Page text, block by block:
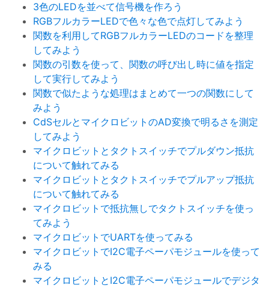
3色のLEDを並べて信号機を作ろう
RGBフルカラーLEDで色々な色で点灯してみよう
関数を利用してRGBフルカラーLEDのコードを整理
してみよう
関数の引数を使って、関数の呼び出し時に値を指定
して実行してみよう
関数で似たような処理はまとめて一つの関数にして
みよう
CdSセルとマイクロビットのAD変換で明るさを測定
してみよう
マイクロビットとタクトスイッチでプルダウン抵抗
について触れてみる
マイクロビットとタクトスイッチでプルアップ抵抗
について触れてみる
マイクロビットで抵抗無しでタクトスイッチを使っ
てみよう
マイクロビットでUARTを使ってみる
マイクロビットでI2C電子ペーパモジュールを使って
みる
マイクロビットとI2C電子ペーパモジュールでデジタ